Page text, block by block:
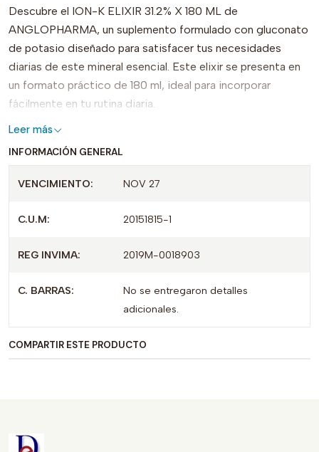
Descubre el ION-K ELIXIR 31.2% X 180 ML de
ANGLOPHARMA, un suplemento formulado con gluconato
de potasio diseñado para satisfacer tus necesidades
diarias de este mineral esencial. Este elixir se presenta en
un formato práctico de 180 ml, ideal para incorporar
fácilmente en tu rutina diaria.
El ION-K ELIXIR se distingue por su alta concentración de
potasio, que contribuye al mantenimiento del equilibrio
nerviosa. Su fórmula suave y eficaz lo convierte en una
aquellos que buscan mejorar su salud general.
Regido por la normativa INVIMA, este producto garantiza
posicionan como una opción única en el mercado, al ser un
aporte directo y efectivo en el consumo de potasio.
Aprovecha los beneficios del ION-K ELIXIR y mejora tu
bienestar general con un solo producto. Ideal para quienes
Leer más
INFORMACIÓN GENERAL
VENCIMIENTO: NOV 27
C.U.M: 20151815-1
REG INVIMA: 2019M-0018903
C. BARRAS:
No se entregaron detalles
adicionales.
COMPARTIR ESTE PRODUCTO